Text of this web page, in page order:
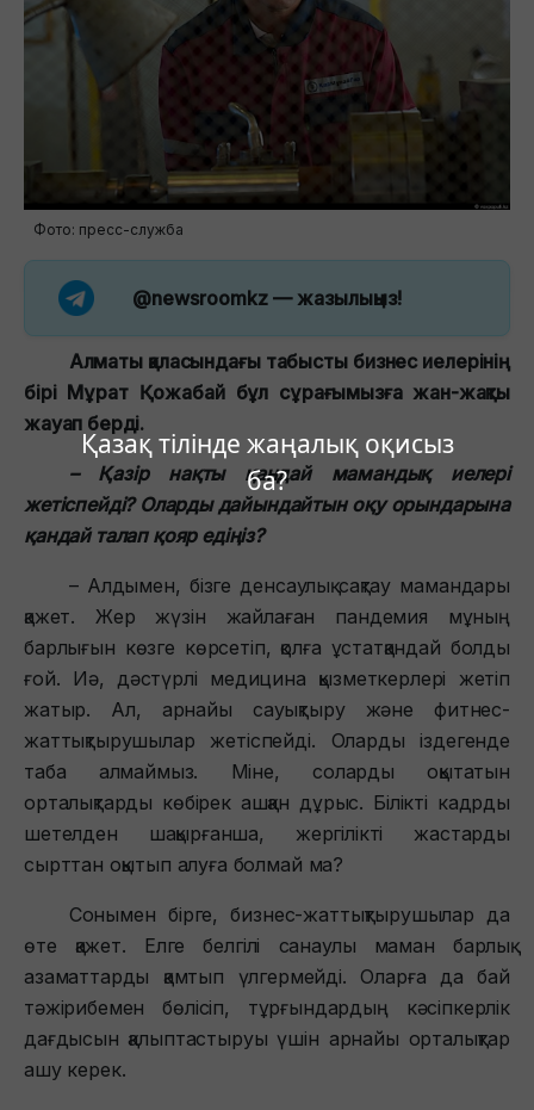
Қазақ тілінде жаңалық оқисыз
ба?
Фото: пресс-служба
@newsroomkz — жазылыңыз!
Алматы қаласындағы табысты бизнес иелерінің
бірі Мұрат Қожабай бұл сұрағымызға жан-жақты
жауап берді.
– Қазір нақты қандай мамандық иелері
жетіспейді? Оларды дайындайтын оқу орындарына
қандай талап қояр едіңіз?
– Алдымен, бізге денсаулық сақтау мамандары
қажет. Жер жүзін жайлаған пандемия мұның
барлығын көзге көрсетіп, қолға ұстатқандай болды
ғой. Иә, дәстүрлі медицина қызметкерлері жетіп
жатыр. Ал, арнайы сауықтыру және фитнес-
жаттықтырушылар жетіспейді. Оларды іздегенде
таба алмаймыз. Міне, соларды оқытатын
орталықтарды көбірек ашқан дұрыс. Білікті кадрды
шетелден шақырғанша, жергілікті жастарды
сырттан оқытып алуға болмай ма?
Сонымен бірге, бизнес-жаттықтырушылар да
өте қажет. Елге белгілі санаулы маман барлық
азаматтарды қамтып үлгермейді. Оларға да бай
тәжірибемен бөлісіп, тұрғындардың кәсіпкерлік
дағдысын қалыптастыруы үшін арнайы орталықтар
ашу керек.